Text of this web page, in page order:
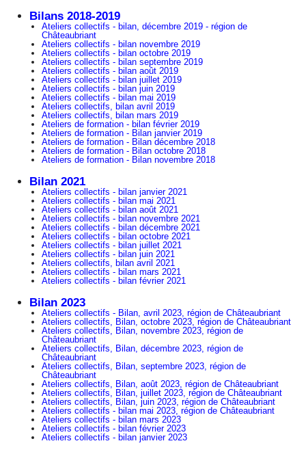
Bilans 2018-2019
Ateliers collectifs - bilan, décembre 2019 - région de
Châteaubriant
Ateliers collectifs - bilan novembre 2019
Ateliers collectifs - bilan octobre 2019
Ateliers collectifs - bilan septembre 2019
Ateliers collectifs - bilan août 2019
Ateliers collectifs - bilan juillet 2019
Ateliers collectifs - bilan juin 2019
Ateliers collectifs - bilan mai 2019
Ateliers collectifs, bilan avril 2019
Ateliers collectifs, bilan mars 2019
Ateliers de formation - bilan février 2019
Ateliers de formation - Bilan janvier 2019
Ateliers de formation - Bilan décembre 2018
Ateliers de formation - Bilan octobre 2018
Ateliers de formation - Bilan novembre 2018
Bilan 2021
Ateliers collectifs - bilan janvier 2021
Ateliers collectifs - bilan mai 2021
Ateliers collectifs - bilan août 2021
Ateliers collectifs - bilan novembre 2021
Ateliers collectifs - bilan décembre 2021
Ateliers collectifs - bilan octobre 2021
Ateliers collectifs - bilan juillet 2021
Ateliers collectifs - bilan juin 2021
Ateliers collectifs, bilan avril 2021
Ateliers collectifs - bilan mars 2021
Ateliers collectifs - bilan février 2021
Bilan 2023
Ateliers collectifs - Bilan, avril 2023, région de Châteaubriant
Ateliers collectifs, Bilan, octobre 2023, région de Châteaubriant
Ateliers collectifs, Bilan, novembre 2023, région de
Châteaubriant
Ateliers collectifs, Bilan, décembre 2023, région de
Châteaubriant
Ateliers collectifs, Bilan, septembre 2023, région de
Châteaubriant
Ateliers collectifs, Bilan, août 2023, région de Châteaubriant
Ateliers collectifs, Bilan, juillet 2023, région de Châteaubriant
Ateliers collectifs, Bilan, juin 2023, région de Châteaubriant
Ateliers collectifs - bilan mai 2023, région de Châteaubriant
Ateliers collectifs - bilan mars 2023
Ateliers collectifs - bilan février 2023
Ateliers collectifs - bilan janvier 2023